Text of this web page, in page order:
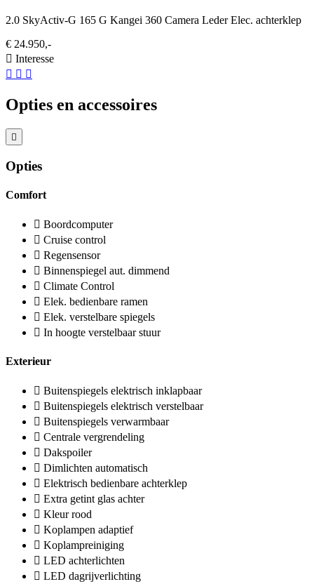
2.0 SkyActiv-G 165 G Kangei 360 Camera Leder Elec. achterklep
€ 24.950,-
Interesse
Opties en accessoires
Opties
Comfort
Boordcomputer
Cruise control
Regensensor
Binnenspiegel aut. dimmend
Climate Control
Elek. bedienbare ramen
Elek. verstelbare spiegels
In hoogte verstelbaar stuur
Exterieur
Buitenspiegels elektrisch inklapbaar
Buitenspiegels elektrisch verstelbaar
Buitenspiegels verwarmbaar
Centrale vergrendeling
Dakspoiler
Dimlichten automatisch
Elektrisch bedienbare achterklep
Extra getint glas achter
Kleur rood
Koplampen adaptief
Koplampreiniging
LED achterlichten
LED dagrijverlichting